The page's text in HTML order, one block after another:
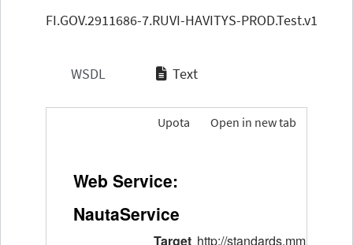
FI.GOV.2911686-7.RUVI-HAVITYS-PROD.Test.v1
WSDL Text
Open in new tab
Upota